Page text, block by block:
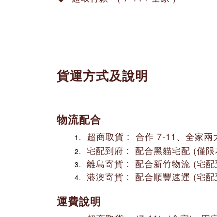
貨運方式及說明
物流配合
超商取貨 : 合作 7-11、全家兩
宅配到府 : 配合黑貓宅配 (僅
離島寄貨 : 配合新竹物流 (宅
港澳寄貨 : 配合順豐速運 (宅
運費說明